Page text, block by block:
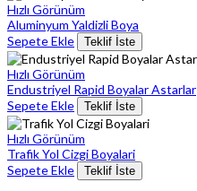
Hızlı Görünüm
Aluminyum Yaldizli Boya
Sepete Ekle
Teklif İste
Hızlı Görünüm
Endustriyel Rapid Boyalar Astarlar
Sepete Ekle
Teklif İste
Hızlı Görünüm
Trafik Yol Cizgi Boyalari
Sepete Ekle
Teklif İste